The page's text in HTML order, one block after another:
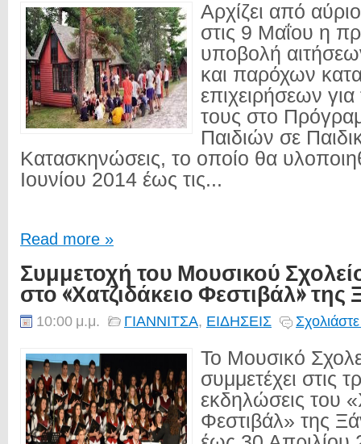
Αρχίζει από
στις 9 Μαΐου η
υποβολή
και παρόχων
επιχειρήσεων
τους στο
Παιδιών σε
Κατασκηνώσεις, το οποίο θα
Ιουνίου 2014 έως τις...
Read more »
Συμμετοχή του Μουσικού
στο «Χατζιδάκειο Φεστιβάλ» της
10:00 μ.μ. ΓΙΑΝΝΙΤΣΑ, ΕΙΔΗΣΕΙΣ
Το Μουσικό
συμμετέχει στις
εκδηλώσεις του
Φεστιβάλ» της